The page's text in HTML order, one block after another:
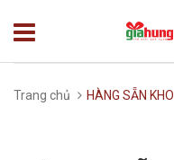
Trang chủ HÀNG SẴN KHO